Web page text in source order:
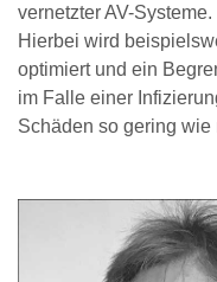
vernetzter AV-Systeme.
Hierbei wird
optimiert und ein
im Falle einer
Schäden so gering wie